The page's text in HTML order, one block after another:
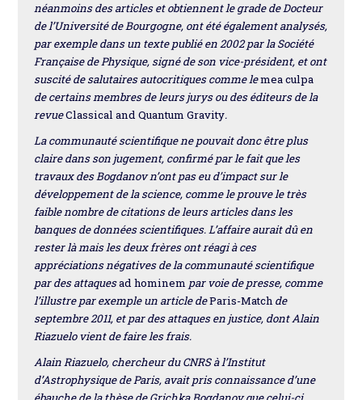
néanmoins des articles et obtiennent le grade de Docteur
de l’Université de Bourgogne, ont été également analysés,
par exemple dans un texte publié en 2002 par la Société
Française de Physique, signé de son vice-président, et ont
suscité de salutaires autocritiques comme lemea culpa
de certains membres de leurs jurys ou des éditeurs de la
revueClassical and Quantum Gravity.
La communauté scientifique ne pouvait donc être plus
claire dans son jugement, confirmé par le fait que les
travaux des Bogdanov n’ont pas eu d’impact sur le
développement de la science, comme le prouve le très
faible nombre de citations de leurs articles dans les
banques de données scientifiques. L’affaire aurait dû en
rester là mais les deux frères ont réagi à ces
appréciations négatives de la communauté scientifique
par des attaquesad hominem par voie de presse, comme
l’illustre par exemple un article deParis-Match de
septembre 2011, et par des attaques en justice, dont Alain
Riazuelo vient de faire les frais.
Alain Riazuelo, chercheur du CNRS à l’Institut
d’Astrophysique de Paris, avait pris connaissance d’une